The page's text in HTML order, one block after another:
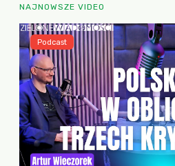
NAJNOWSZE VIDEO
Podcast